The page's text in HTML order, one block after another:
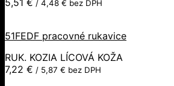
/ 4,48 € bez DPH
51FEDF pracovné rukavice
RUK. KOZIA LÍCOVÁ KOŽA
7,22 € / 5,87 € bez DPH